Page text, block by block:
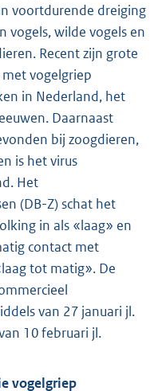
voortdurende dreiging
vogels, wilde vogels en
Recent zijn grote
vogelgriep
in Nederland, het
Daarnaast
bij zoogdieren,
is het virus
Het
(DB-Z) schat het
in als «laag» en
contact met
tot matig». De
van 27 januari jl.
10 februari jl.
vogelgriep